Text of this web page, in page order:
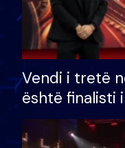
Vendi i tretë
është finalisti